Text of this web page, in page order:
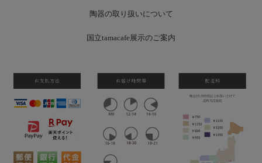
陶器の取り扱いについて
国立tamacafe展示のご案内